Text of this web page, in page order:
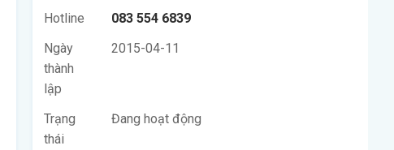
Hotline
083 554 6839
Ngày
thành
lập
2015-04-11
Trạng
thái
Đang hoạt động